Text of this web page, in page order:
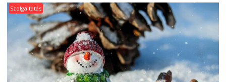
Szolgáltatás